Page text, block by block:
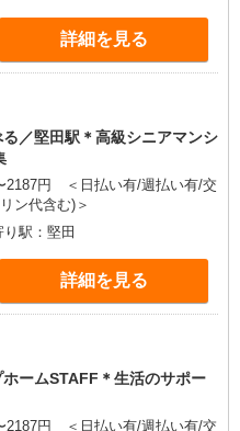
詳細を見る
／堅田駅＊高級シニアマンシ
2187円 ＜日払い有/週払い有/交
ン代含む)＞
駅：堅田
詳細を見る
ームSTAFF＊生活のサポー
2187円 ＜日払い有/週払い有/交